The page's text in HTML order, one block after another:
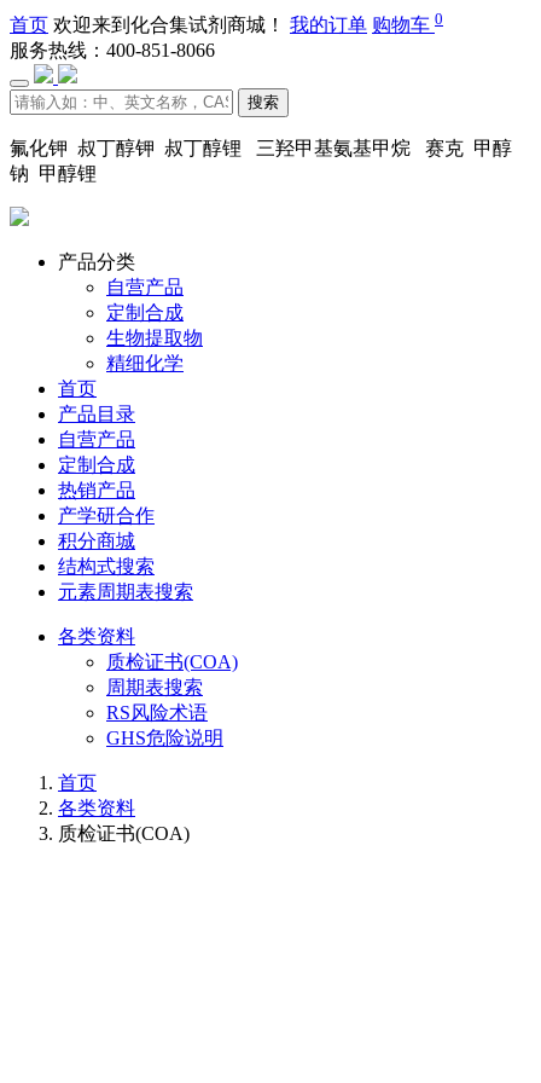
首页 欢迎来到化合集试剂商城！ 我的订单 购物车 0
服务热线：400-851-8066
搜索
氟化钾 叔丁醇钾 叔丁醇锂 三羟甲基氨基甲烷 赛克 甲醇
钠 甲醇锂
产品分类
自营产品
定制合成
生物提取物
精细化学
首页
产品目录
自营产品
定制合成
热销产品
产学研合作
积分商城
结构式搜索
元素周期表搜索
各类资料
质检证书(COA)
周期表搜索
RS风险术语
GHS危险说明
首页
各类资料
质检证书(COA)